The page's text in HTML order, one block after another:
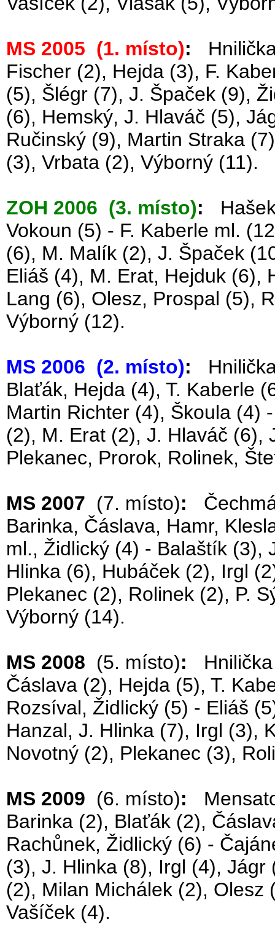
MS 2005 (1. místo):
Fischer (2), Hejda (3), F.
(5), Šlégr (7), J. Špaček (9),
(6), Hemský, J. Hlaváč (5),
Ručinský (9), Martin Straka
(3), Vrbata (2), Výborný (11).
ZOH 2006 (3. místo):
Vokoun (5) - F. Kaberle ml.
(6), M. Malík (2), J. Špaček
Eliáš (4), M. Erat, Hejduk (6),
Lang (6), Olesz, Prospal (5),
Výborný (12).
MS 2006 (2. místo):
Blaťák, Hejda (4), T. Kaberle
Martin Richter (4), Škoula (4)
(2), M. Erat (2), J. Hlaváč (6),
Plekanec, Prorok, Rolinek,
MS 2007 (7. místo):
Barinka, Čáslava, Hamr,
ml., Židlický (4) - Balaštík (3),
Hlinka (6), Hubáček (2), Irgl
Plekanec (2), Rolinek (2), P.
Výborný (14).
MS 2008 (5. místo): Hnilička
Čáslava (2), Hejda (5), T.
Rozsíval, Židlický (5) - Eliáš
Hanzal, J. Hlinka (7), Irgl (3),
Novotný (2), Plekanec (3),
MS 2009 (6. místo):
Barinka (2), Blaťák (2),
Rachůnek, Židlický (6) -
(3), J. Hlinka (8), Irgl (4),
(2), Milan Michálek (2), Olesz
Vašíček (4).